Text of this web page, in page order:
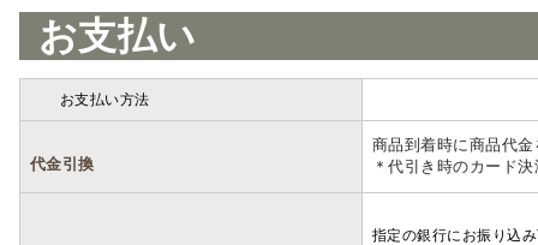
お支払い
お支払い方法
代金引換
商品到着時に商品代
＊代引き時のカード
指定の銀行にお振り込